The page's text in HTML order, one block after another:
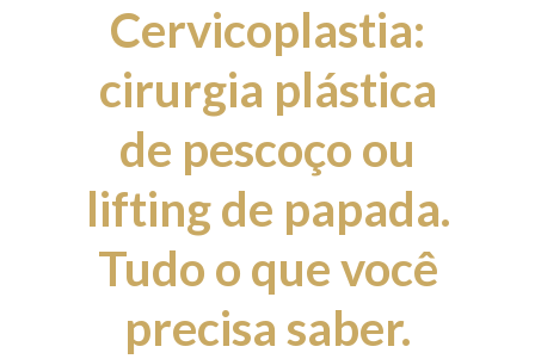
Cervicoplastia:
cirurgia plástica
de pescoço ou
lifting de papada.
Tudo o que você
precisa saber.